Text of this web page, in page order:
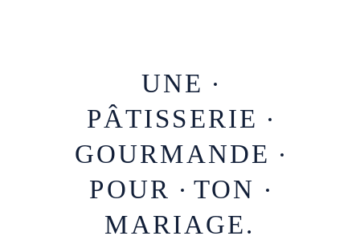
UNE
PÂTISSERIE
GOURMANDE
POUR
TON
MARIAGE.